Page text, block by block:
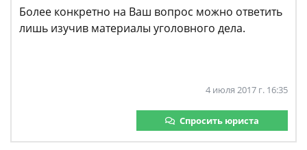
Более конкретно на Ваш вопрос можно ответить
лишь изучив материалы уголовного дела.
4 июля 2017 г. 16:35
Спросить юриста